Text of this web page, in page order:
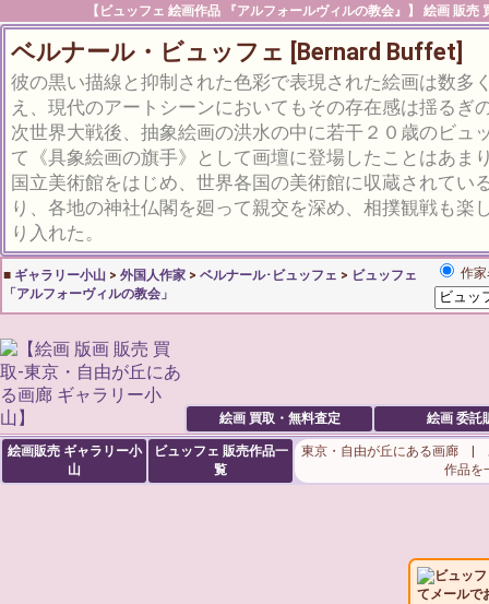
【ビュッフェ 絵画作品 『アルフォールヴィルの教会』】 絵画 販売
ベルナール・ビュッフェ [Bernard Buffet]
彼の黒い描線と抑制された色彩で表現された絵画は数多
え、現代のアートシーンにおいてもその存在感は揺るぎ
次世界大戦後、抽象絵画の洪水の中に若干２０歳のビュ
て《具象絵画の旗手》として画壇に登場したことはあま
国立美術館をはじめ、世界各国の美術館に収蔵されてい
り、各地の神社仏閣を廻って親交を深め、相撲観戦も楽
り入れた。
■ ギャラリー小山 > 外国人作家 > ベルナール･ビュッフェ > ビュッフェ
「アルフォーヴィルの教会」
作
絵画 買取・無料査定 絵画 委託
絵画販売 ギャラリー小
山
ビュッフェ 販売作品一
覧
東京・自由が丘にある画廊 |
作品を
ビュッ
てメールで